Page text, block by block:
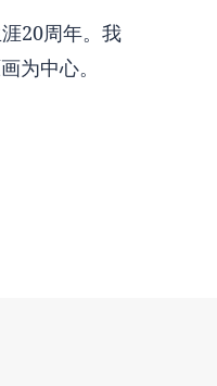
20周年。我
为中心。